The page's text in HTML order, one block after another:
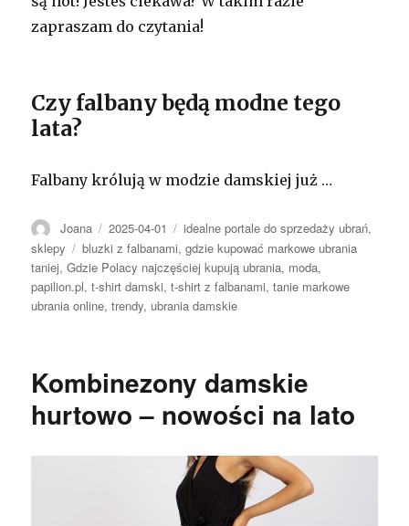
zapraszam do czytania!
Czy falbany będą modne tego
lata?
Falbany królują w modzie damskiej już …
Autor
Joana Opublikowano
2025-04-01 Kategorie
idealne portale do sprzedaży ubrań,
sklepy
Tagi
bluzki z falbanami,gdzie kupować markowe ubrania
taniej,Gdzie Polacy najczęściej kupują ubrania, moda,
papilion.pl,t-shirt damski,t-shirt z falbanami,tanie markowe
ubrania online,trendy, ubrania damskie
Kombinezony damskie
hurtowo – nowości na lato